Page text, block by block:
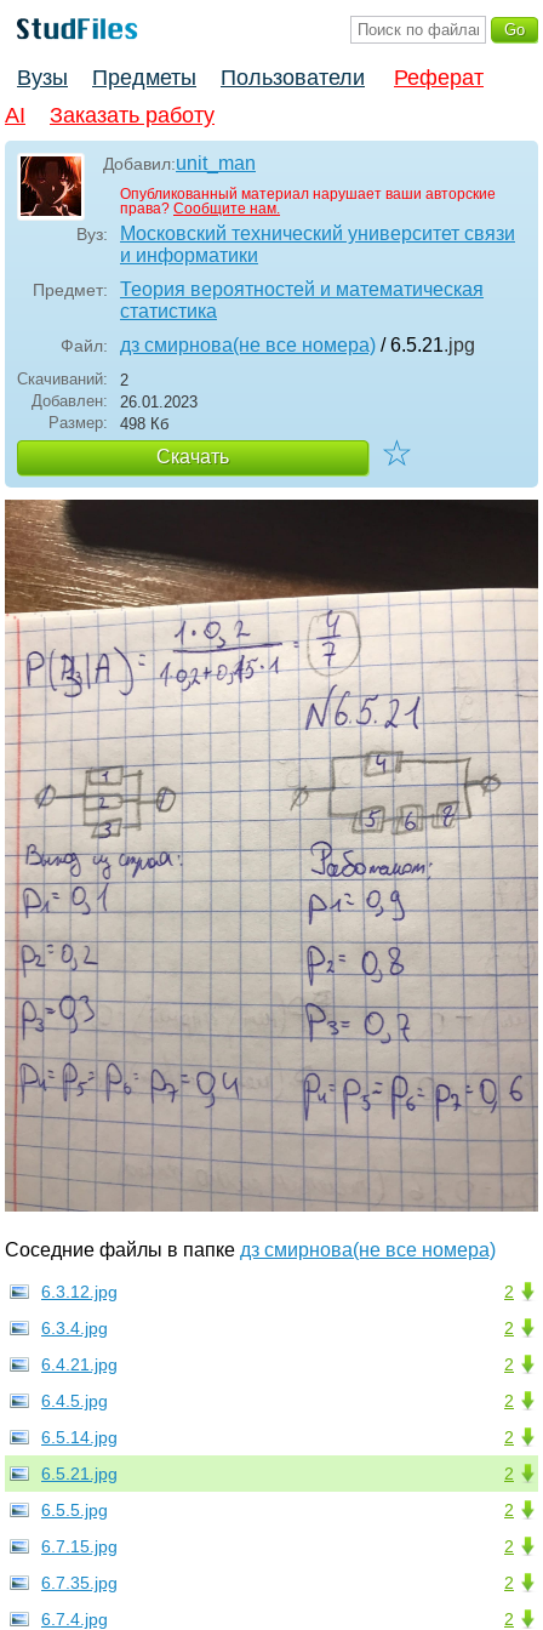
Вузы Предметы Пользователи
Реферат
AI
Заказать работу
Добавил:unit_man
Опубликованный материал нарушает ваши авторские
права? Сообщите нам.
Вуз:
Московский технический университет связи
и информатики
Предмет:
Теория вероятностей и математическая
статистика
Файл: дз смирнова(не все номера) / 6.5.21.jpg
Скачиваний:
2
Добавлен:
26.01.2023
Размер:
498 Кб
Скачать ☆
Соседние файлы в папке дз смирнова(не все номера)
2
6.3.12.jpg
2
6.3.4.jpg
2
6.4.21.jpg
2
6.4.5.jpg
2
6.5.14.jpg
2
6.5.21.jpg
2
6.5.5.jpg
2
6.7.15.jpg
2
6.7.35.jpg
2
6.7.4.jpg